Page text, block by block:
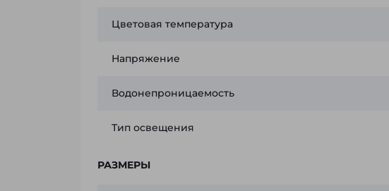
Цветовая температура
Напряжение
Водонепроницаемость
Тип освещения
РАЗМЕРЫ